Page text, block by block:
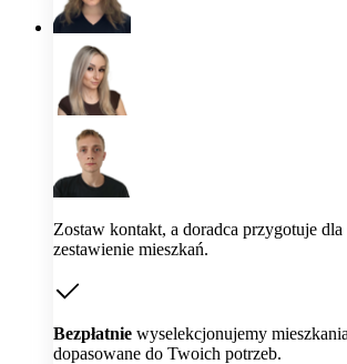
Zostaw kontakt, a doradca przygotuje
zestawienie mieszkań.
Bezpłatnie wyselekcjonujemy
dopasowane do Twoich potrzeb.